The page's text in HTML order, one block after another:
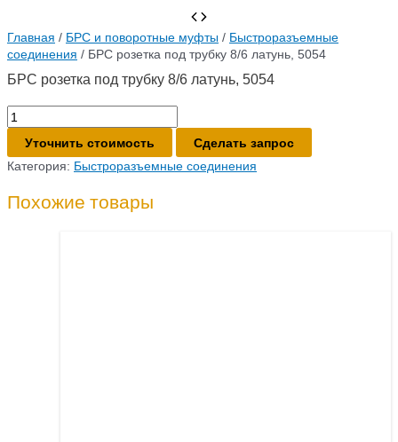
Главная / БРС и поворотные муфты / Быстроразъемные
соединения / БРС розетка под трубку 8/6 латунь, 5054
БРС розетка под трубку 8/6 латунь, 5054
Количество
товара
БРС
розетка
трубку
8/6
Уточнить стоимость
Сделать запрос
Категория: Быстроразъемные соединения
Похожие товары